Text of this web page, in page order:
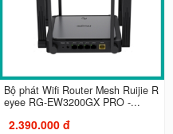
Bộ phát Wifi Router Mesh Ruijie R
eyee RG-EW3200GX PRO -...
2.390.000 đ